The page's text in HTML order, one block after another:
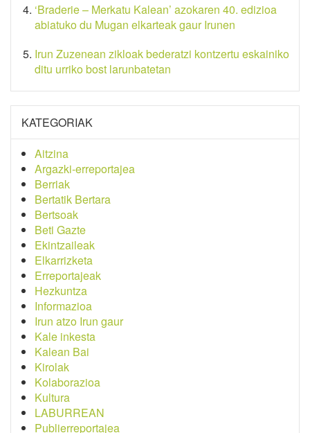
‘Braderie – Merkatu Kalean’ azokaren 40. edizioa
abiatuko du Mugan elkarteak gaur Irunen
Irun Zuzenean zikloak bederatzi kontzertu eskainiko
ditu urriko bost larunbatetan
KATEGORIAK
Aitzina
Argazki-erreportajea
Berriak
Bertatik Bertara
Bertsoak
Beti Gazte
Ekintzaileak
Elkarrizketa
Erreportajeak
Hezkuntza
Informazioa
Irun atzo Irun gaur
Kale inkesta
Kalean Bai
Kirolak
Kolaborazioa
Kultura
LABURREAN
Publierreportajea